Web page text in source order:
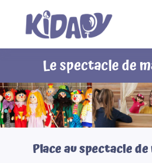
contenu
Le spectacle de
Place au spectacle